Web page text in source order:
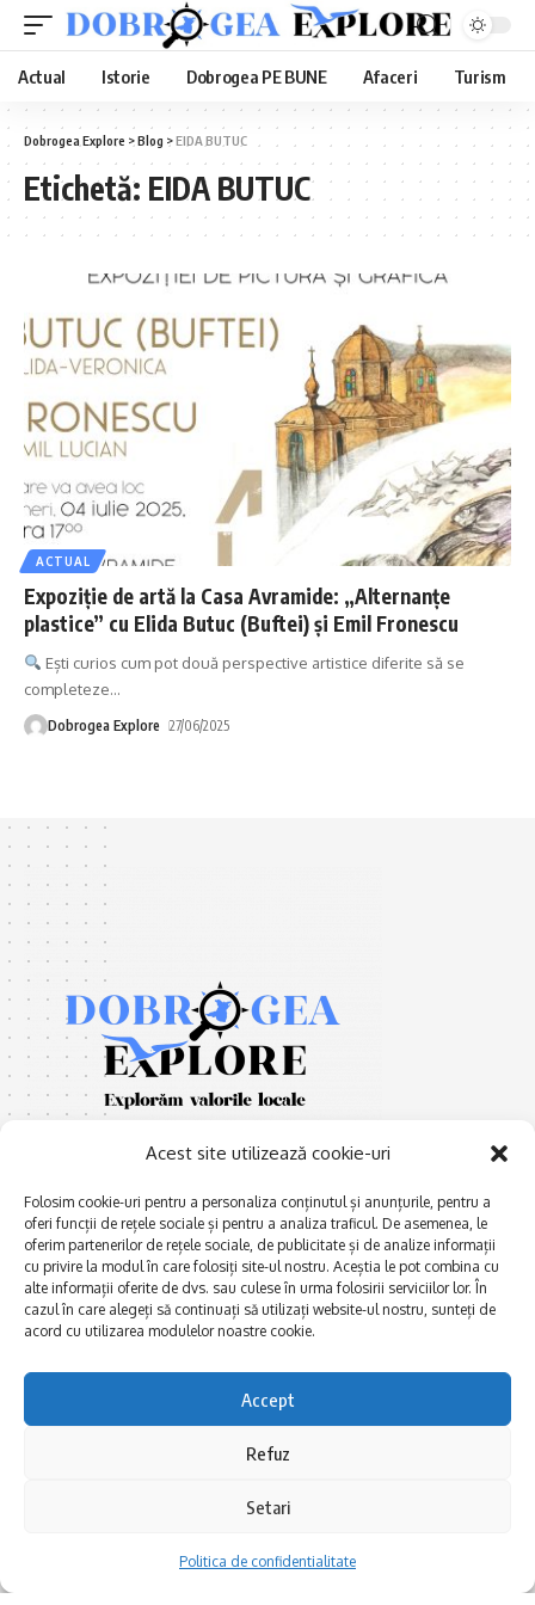
Acest site utilizează cookie-uri
Folosim cookie-uri pentru a personaliza conținutul și anunțurile, pentru a
oferi funcții de rețele sociale și pentru a analiza traficul. De asemenea, le
oferim partenerilor de rețele sociale, de publicitate și de analize informații
cu privire la modul în care folosiți site-ul nostru. Aceștia le pot combina cu
alte informații oferite de dvs. sau culese în urma folosirii serviciilor lor. În
cazul în care alegeți să continuați să utilizați website-ul nostru, sunteți de
acord cu utilizarea modulelor noastre cookie.
Accept
Refuz
Setari
Politica de confidentialitate
Actual Istorie Dobrogea PE BUNE Afaceri Turism
Dobrogea Explore >Blog >EIDA BUTUC
Etichetă: EIDA BUTUC
ACTUAL
Expoziție de artă la Casa Avramide: „Alternanțe
plastice” cu Elida Butuc (Buftei) și Emil Fronescu
Ești curios cum pot două perspective artistice diferite să se
completeze…
Dobrogea Explore 27/06/2025
E xplorăm Dobrogea,
Explorăm valorile locale:
Deltă, Litoral, cele mai mari
biserici și mănăstiri, cele mai
FRUMOASE POVEȘTI.
Afaceri și meșteșuguri
Actualitate